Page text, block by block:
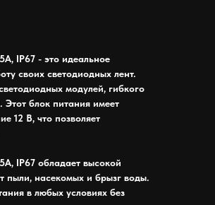
IP67 - это идеальное
своих светодиодных лент.
модулей, гибкого
Этот блок питания имеет
12 В, что позволяет
IP67 обладает высокой
пыли, насекомых и брызг воды.
в любых условиях без